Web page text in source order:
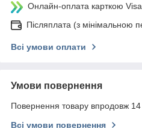
Онлайн-оплата карткою
Післяплата (з мінімальною
Всі умови оплати
Умови повернення
Повернення товару впродовж 14
Всі умови повернення